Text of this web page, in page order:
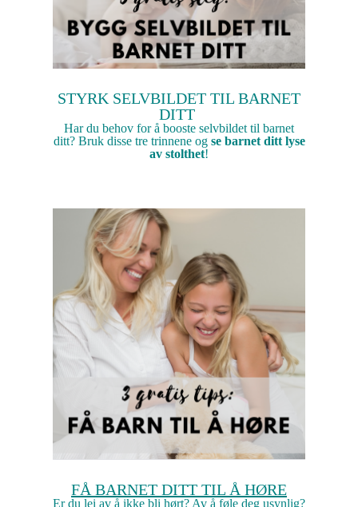
STYRK SELVBILDET TIL BARNET
DITT
Har du behov for å booste selvbildet til barnet
ditt? Bruk disse tre trinnene og se barnet ditt lyse
av stolthet!
FÅ BARNET DITT TIL Å HØRE
Er du lei av å ikke bli hørt? Av å føle deg usynlig?